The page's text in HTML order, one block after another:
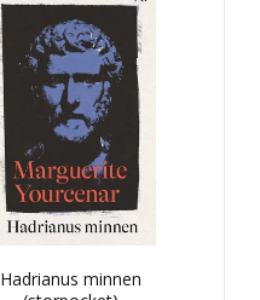
Hadrianus minnen